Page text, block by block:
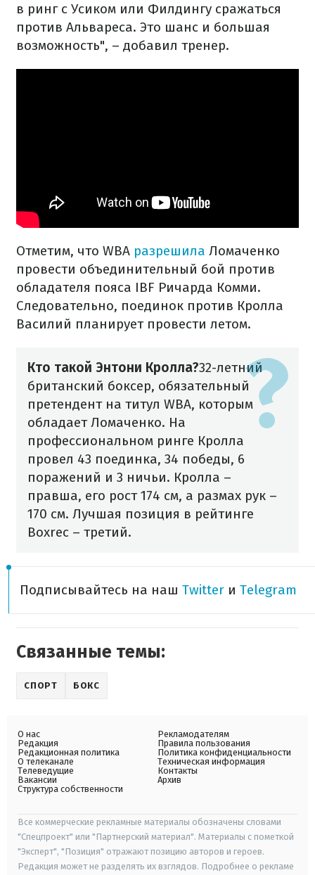
в ринг с Усиком или Филдингу сражаться
против Альвареса. Это шанс и большая
возможность", – добавил тренер.
Отметим, что WBA разрешила Ломаченко
провести объединительный бой против
обладателя пояса IBF Ричарда Комми.
Следовательно, поединок против Кролла
Василий планирует провести летом.
Кто такой Энтони Кролла?32-летний
британский боксер, обязательный
претендент на титул WBA, которым
обладает Ломаченко. На
профессиональном ринге Кролла
провел 43 поединка, 34 победы, 6
поражений и 3 ничьи. Кролла –
правша, его рост 174 см, а размах рук –
170 см. Лучшая позиция в рейтинге
Boxrec – третий.
Подписывайтесь на наш Twitter и Telegram
Связанные темы:
СПОРТ БОКС
О нас
Редакция
Редакционная политика
О телеканале
Телеведущие
Вакансии
Структура собственности
Рекламодателям
Правила пользования
Политика конфиденциальности
Техническая информация
Контакты
Архив
Все коммерческие рекламные материалы обозначены словами
"Спецпроект" или "Партнерский материал". Материалы с пометкой
"Эксперт", "Позиция" отражают позицию авторов и героев.
Редакция может не разделять их взглядов. Подробнее о рекламе